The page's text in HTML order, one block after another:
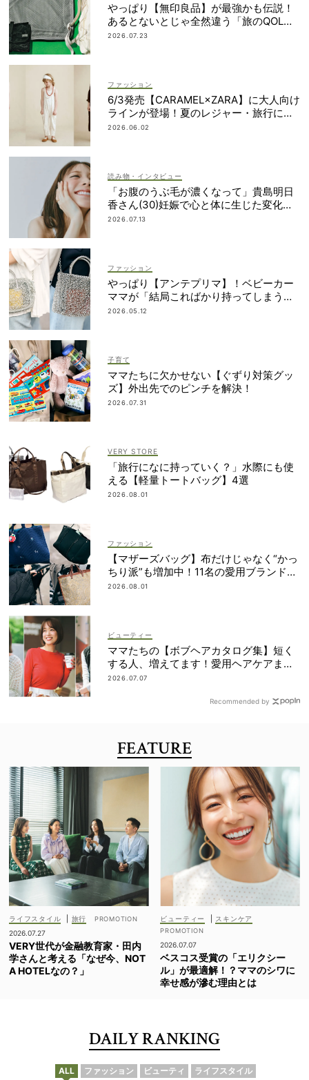
やっぱり【無印良品】が最強かも伝説！
あるとないとじゃ全然違う「旅のQOL爆
上げアイテム」
2026.07.23
ファッション
6/3発売【CARAMEL×ZARA】に大人向け
ラインが登場！夏のレジャー・旅行にも
おすすめ
2026.06.02
読み物・インタビュー
「お腹のうぶ毛が濃くなって」貴島明日
香さん(30)妊娠で心と体に生じた変化も
「愛しいです」
2026.07.13
ファッション
やっぱり【アンテプリマ】！ベビーカー
ママが「結局こればかり持ってしまう」
納得の理由
2026.05.12
子育て
ママたちに欠かせない【ぐずり対策グッ
ズ】外出先でのピンチを解決！
2026.07.31
VERY STORE
「旅行になに持っていく？」水際にも使
える【軽量トートバッグ】4選
2026.08.01
ファッション
【マザーズバッグ】布だけじゃなく“かっ
ちり派”も増加中！11名の愛用ブランド
は？
2026.08.01
ビューティー
ママたちの【ボブヘアカタログ集】短く
する人、増えてます！愛用ヘアケアまで
全部見せ
2026.07.07
Recommended by
FEATURE
ライフスタイル
旅行
2026.07.27
VERY世代が金融教育家・田内
学さんと考える「なぜ今、NOT
A HOTELなの？」
ビューティー スキンケア
2026.07.07
ベスコス受賞の「エリクシー
ル」が最適解！？ママのシワに
幸せ感が滲む理由とは
DAILY RANKING
ALL ファッション ビューティ ライフスタイル